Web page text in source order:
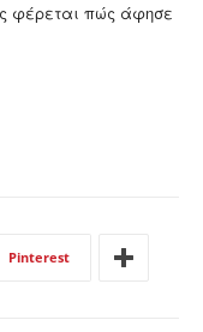
φέρεται πώς άφησε
Pinterest